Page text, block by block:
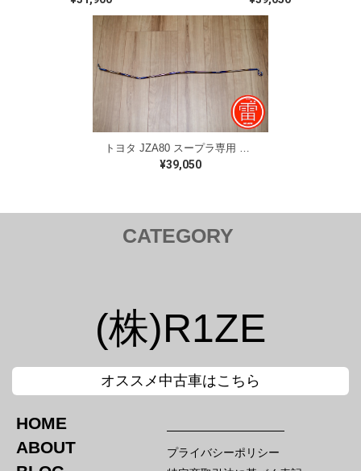
トヨタ JZA80 スープラ専用 チタンボンネットバー TOYOTA JZA80 SUPRA titanium bar 2023
¥39,050
CATEGORY
Injection kit ／ インジェクションキット
Mirror ／ ミラー
Hood Bar / ボンネットバー
Canard / カナード
Tail Lamp ／ テールランプ
Tail Lamp ／ テールランプ
(株)R1ZE
オススメ中古車はこちら
HOME
ABOUT
プライバシーポリシー